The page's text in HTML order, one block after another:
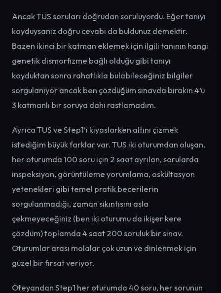
Ancak TUS soruları doğrudan soruluyordu. Eğer tanıyı
koyduysanız doğru cevabı da buldunuz demektir.
Bazen ikinci bir katman eklemek için ilgili tanının hangi
genetik dismorfizme bağlı olduğu gibi tanıyı
koyduktan sonra rahatlıkla bulabileceğiniz bilgiler
sorgulanıyor ancak ben çözdüğüm sınavda bırakın 4’ü
3 katmanlı bir soruya dahi rastlamadım.
Ayrıca TUS ve Step1’ı kıyaslarken altını çizmek
istediğim büyük farklar var. TUS iki oturumdan oluşan,
her oturumda 100 soru için 2 saat ayrılan, sorularda
inspeksiyon, görüntüleme yorumlama, oskültasyon
yetenekleri gibi temel pratik becerilerin
sorgulanmadığı, zaman sıkıntısını asla
çekmeyeceğiniz (ben iki oturumu da ikişer kere
çözdüm) toplamda 4 saat 200 soruluk bir sınav.
Oturumlar arası molalar çok uzun ve dinlenmek için
güzel bir fırsat veriyor.
Öteyandan Step1 her oturumda 40 soru, her sorunun